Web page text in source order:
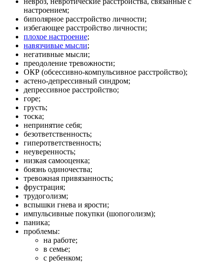
настроением;
биполярное расстройство личности;
избегающее расстройство личности;
плохое настроение;
навязчивые мысли;
негативные мысли;
преодоление тревожности;
ОКР (обсессивно-компульсивное расстройство);
астено-депрессивный синдром;
депрессивное расстройство;
горе;
грусть;
тоска;
непринятие себя;
безответственность;
гиперответственность;
неуверенность;
низкая самооценка;
боязнь одиночества;
тревожная привязанность;
фрустрация;
трудоголизм;
вспышки гнева и ярости;
импульсивные покупки (шопоголизм);
паника;
проблемы:
на работе;
в семье;
с ребенком;